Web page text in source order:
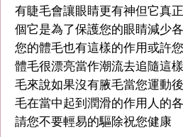
有睫毛會讓眼睛更有神但它真
個它是為了保護您的眼睛減少
您的體毛也有這樣的作用或許
體毛很漂亮當作潮流去追隨這
毛來說如果沒有腋毛當您運動
毛在當中起到潤滑的作用人的
請您不要輕易的驅除祝您健康